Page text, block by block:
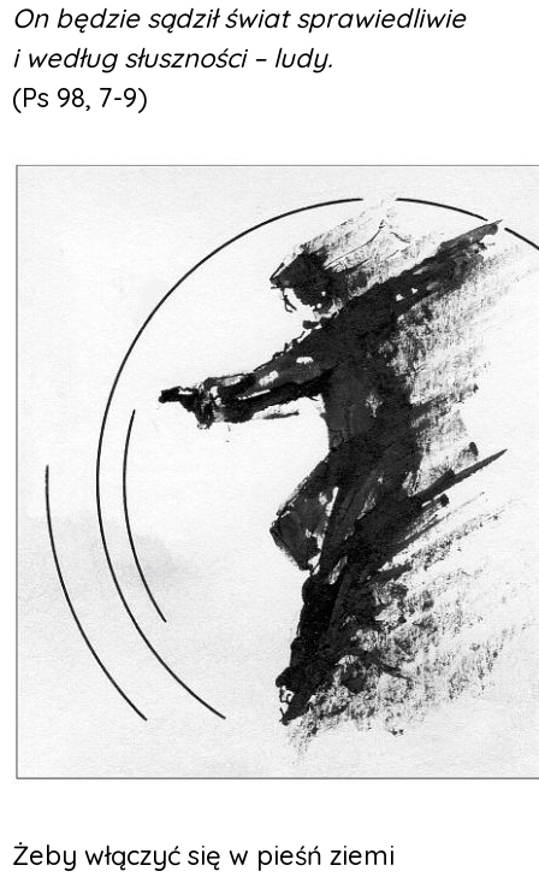
On będzie sądził świat sprawiedliwie
i według słuszności – ludy.
(Ps 98, 7-9)
Żeby włączyć się w pieśń ziemi